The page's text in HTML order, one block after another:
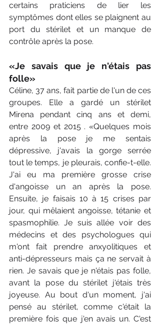
certains praticiens de lier les
symptômes dont elles se plaignent au
port du stérilet et un manque de
contrôle après la pose.
«Je savais que je n'étais pas
folle»
Céline, 37 ans, fait partie de l'un de ces
groupes. Elle a gardé un stérilet
Mirena pendant cinq ans et demi,
entre 2009 et 2015 . «Quelques mois
après la pose je me sentais
dépressive, j'avais la gorge serrée
tout le temps, je pleurais, confie-t-elle.
J'ai eu ma première grosse crise
d'angoisse un an après la pose.
Ensuite, je faisais 10 à 15 crises par
jour, qui mêlaient angoisse, tétanie et
spasmophilie. Je suis allée voir des
médecins et des psychologues qui
m'ont fait prendre anxyolitiques et
anti-dépresseurs mais ça ne servait à
rien. Je savais que je n'étais pas folle,
avant la pose du stérilet j'étais très
joyeuse. Au bout d'un moment, j'ai
pensé au stérilet, comme c'était la
première fois que j'en avais un. C'est